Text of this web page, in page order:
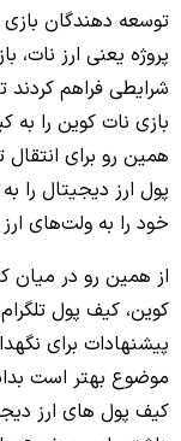
توسعه دهندگان
پروژه یعنی ارز نات،
شرایطی فراهم کردند
بازی نات کوین را به
همین رو برای
پول ارز دیجیتال را
خود را به ولت‌های
از همین رو در
کوین، کیف پول
پیشنهادات برای
موضوع بهتر است
کیف پول های ارز